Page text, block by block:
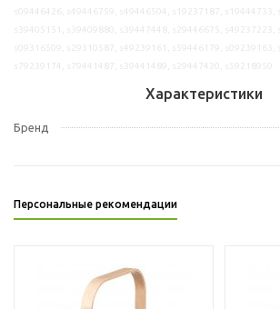
Характеристики
Бренд
Персональные рекомендации